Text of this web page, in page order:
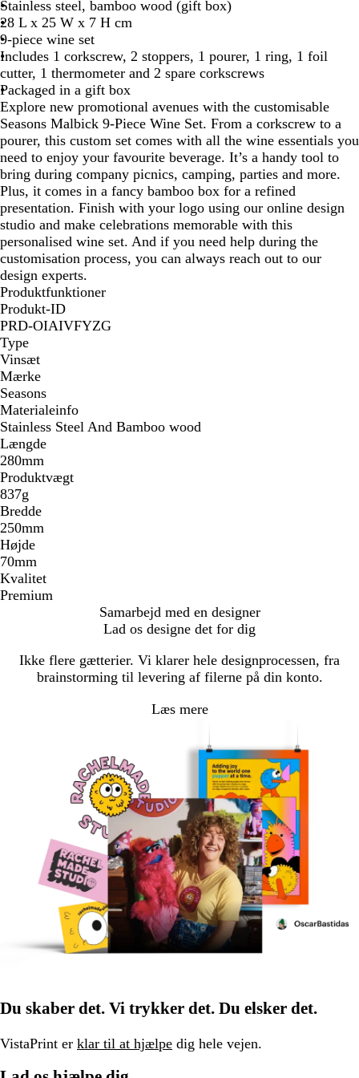
t
u
r
a
l
/
S
i
l
v
e
r
Stainless steel, bamboo wood (gift box)
28 L x 25 W x 7 H cm
9-piece wine set
Includes 1 corkscrew, 2 stoppers, 1 pourer, 1 ring, 1 foil
cutter, 1 thermometer and 2 spare corkscrews
Packaged in a gift box
Explore new promotional avenues with the customisable
Seasons Malbick 9-Piece Wine Set. From a corkscrew to a
pourer, this custom set comes with all the wine essentials you
need to enjoy your favourite beverage. It’s a handy tool to
bring during company picnics, camping, parties and more.
Plus, it comes in a fancy bamboo box for a refined
presentation. Finish with your logo using our online design
studio and make celebrations memorable with this
personalised wine set. And if you need help during the
customisation process, you can always reach out to our
design experts.
Produktfunktioner
Produkt-ID
PRD-OIAIVFYZG
Type
Vinsæt
Mærke
Seasons
Materialeinfo
Stainless Steel And Bamboo wood
Længde
280mm
Produktvægt
837g
Bredde
250mm
Højde
70mm
Kvalitet
Premium
Samarbejd med en designer
Lad os designe det for dig
Ikke flere gætterier. Vi klarer hele designprocessen, fra
brainstorming til levering af filerne på din konto.
Læs mere
Du skaber det. Vi trykker det. Du elsker det.
VistaPrint er klar til at hjælpe dig hele vejen.